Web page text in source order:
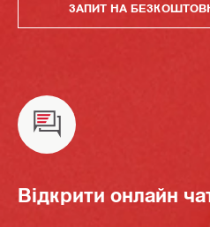
ЗАПИТ НА
Відкрити онлайн